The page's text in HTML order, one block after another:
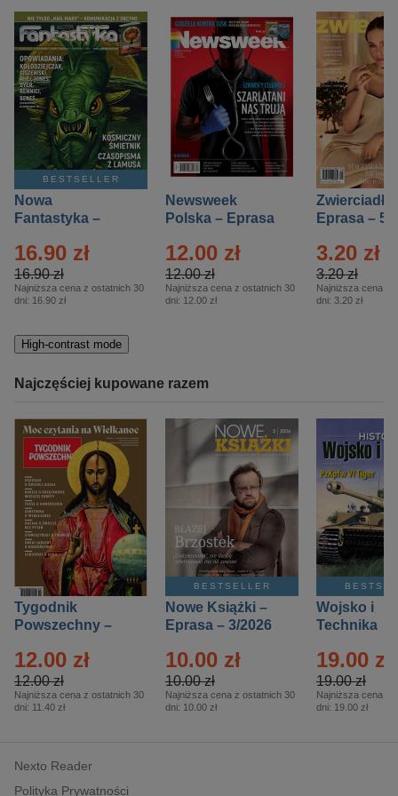
BESTSELLER
Nowa
Fantastyka –
16.90 zł
16.90 zł
Najniższa cena z ostatnich 30
dni: 16.90 zł
Newsweek
Polska – Eprasa
12.00 zł
12.00 zł
Najniższa cena z ostatnich 30
dni: 12.00 zł
Zwierciadło
Eprasa – 5/
3.20 zł
3.20 zł
Najniższa cena z
dni: 3.20 zł
High-contrast mode
Najczęściej kupowane razem
Tygodnik
Powszechny –
12.00 zł
12.00 zł
Najniższa cena z ostatnich 30
dni: 11.40 zł
BESTSELLER
Nowe Książki –
Eprasa – 3/2026
10.00 zł
10.00 zł
Najniższa cena z ostatnich 30
dni: 10.00 zł
Wojsko i
Technika
– 2/2026
19.00 zł
19.00 zł
Najniższa cena z
dni: 19.00 zł
Nexto Reader
Polityka Prywatności